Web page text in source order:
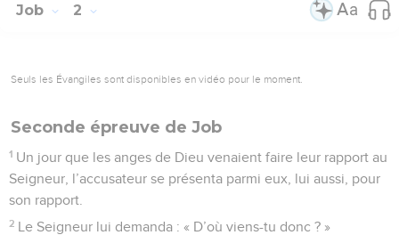
Job 2
Seuls les Évangiles sont disponibles en vidéo pour le moment.
Seconde épreuve de Job
1 Un jour que les anges de Dieu venaient faire leur rapport au
Seigneur, l’accusateur se présenta parmi eux, lui aussi, pour
son rapport.
2 Le Seigneur lui demanda : « D’où viens-tu donc ? »